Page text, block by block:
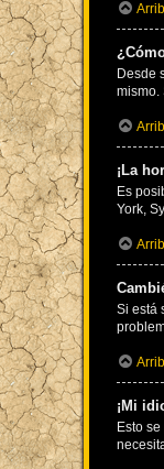
Desde
mismo.
¡La
Es
York,
Si está
¡Mi
Esto